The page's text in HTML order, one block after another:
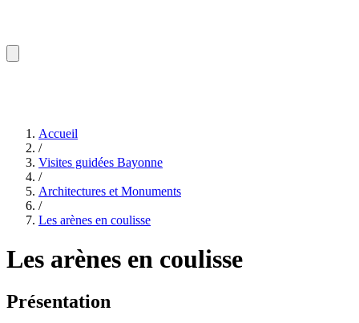
Accueil
/
Visites guidées Bayonne
/
Architectures et Monuments
/
Les arènes en coulisse
Les arènes en coulisse
Présentation